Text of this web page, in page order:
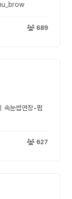
689
속눈썹연장•펌
627